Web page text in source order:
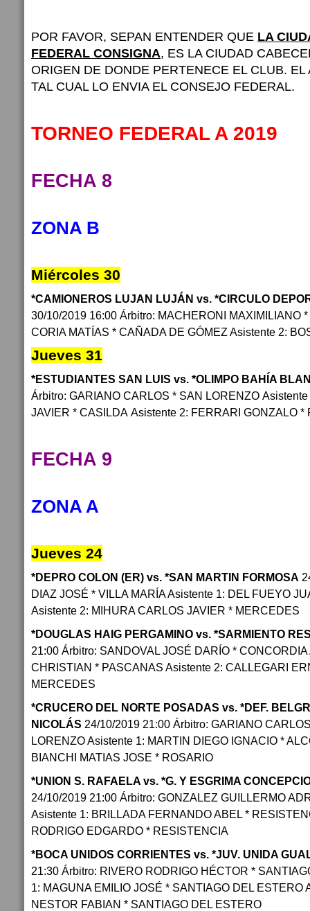
POR FAVOR, SEPAN ENTENDER QUE LA
FEDERAL CONSIGNA, ES LA CIUDAD
ORIGEN DE DONDE PERTENECE EL CLUB.
TAL CUAL LO ENVIA EL CONSEJO FEDERAL.
TORNEO FEDERAL A 2019
FECHA 8
ZONA B
Miércoles 30
*CAMIONEROS LUJAN LUJÁN vs. *CIRCULO
30/10/2019 16:00 Árbitro: MACHERONI MAXIMILIANO
CORIA MATÍAS * CAÑADA DE GÓMEZ Asistente 2:
Jueves 31
*ESTUDIANTES SAN LUIS vs. *OLIMPO BAHÍA
Árbitro: GARIANO CARLOS * SAN LORENZO
JAVIER * CASILDA Asistente 2: FERRARI GONZALO *
FECHA 9
ZONA A
Jueves 24
*DEPRO COLON (ER) vs. *SAN MARTIN FORMOSA
DIAZ JOSÉ * VILLA MARÍA Asistente 1: DEL FUEYO
Asistente 2: MIHURA CARLOS JAVIER * MERCEDES
*DOUGLAS HAIG PERGAMINO vs. *SARMIENTO
21:00 Árbitro: SANDOVAL JOSÉ DARÍO *
CHRISTIAN * PASCANAS Asistente 2: CALLEGARI
MERCEDES
*CRUCERO DEL NORTE POSADAS vs. *DEF.
NICOLÁS 24/10/2019 21:00 Árbitro: GARIANO
LORENZO Asistente 1: MARTIN DIEGO IGNACIO *
BIANCHI MATIAS JOSE * ROSARIO
*UNION S. RAFAELA vs. *G. Y ESGRIMA
24/10/2019 21:00 Árbitro: GONZALEZ GUILLERMO
Asistente 1: BRILLADA FERNANDO ABEL *
RODRIGO EDGARDO * RESISTENCIA
*BOCA UNIDOS CORRIENTES vs. *JUV. UNIDA
21:30 Árbitro: RIVERO RODRIGO HÉCTOR *
1: MAGUNA EMILIO JOSÉ * SANTIAGO DEL ESTERO
NESTOR FABIAN * SANTIAGO DEL ESTERO